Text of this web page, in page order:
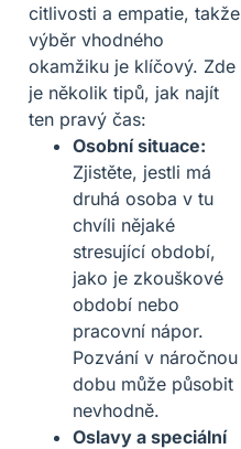
citlivosti a empatie, takže
výběr vhodného
okamžiku je klíčový. Zde
je několik tipů, jak najít
ten pravý čas:
Osobní situace:
Zjistěte, jestli má
druhá osoba v tu
chvíli nějaké
stresující období,
jako je zkouškové
období nebo
pracovní nápor.
Pozvání v náročnou
dobu může působit
nevhodně.
Oslavy a speciální